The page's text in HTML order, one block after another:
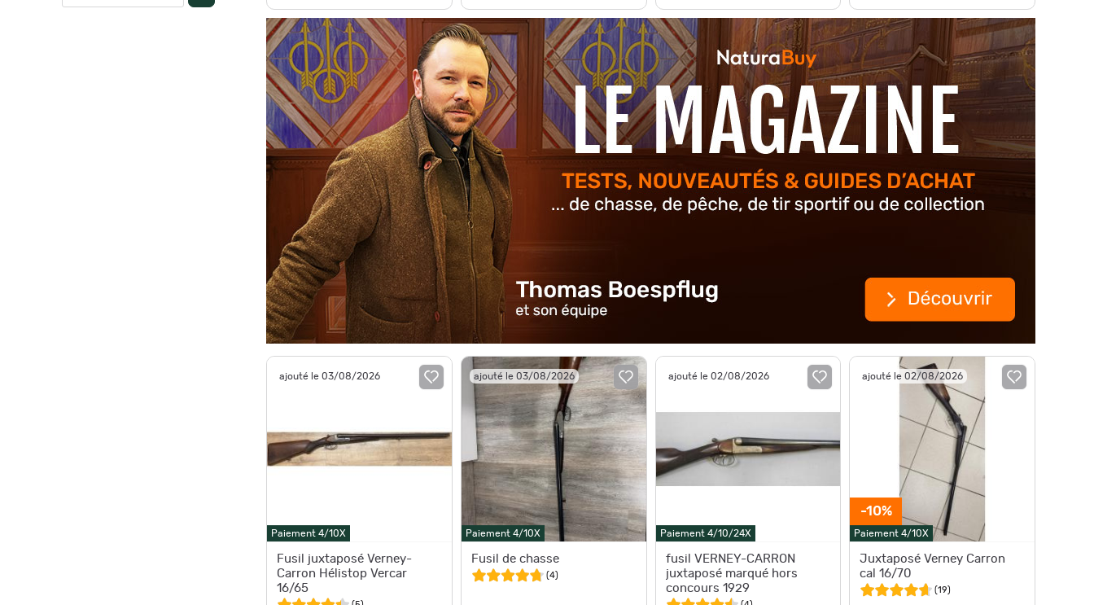
ajouté le 03/08/2026
Paiement 4/10X
Fusil juxtaposé Verney-
Carron Hélistop Vercar
16/65
ajouté le 03/08/2026
Paiement 4/10X
Fusil de chasse
(4)
ajouté le 02/08/2026
Paiement 4/10/24X
fusil VERNEY-CARRON
juxtaposé marqué hors
concours 1929
ajouté le 02/08/2026
-10%
Paiement 4/10X
Juxtaposé Verney Carron
cal 16/70
(19)